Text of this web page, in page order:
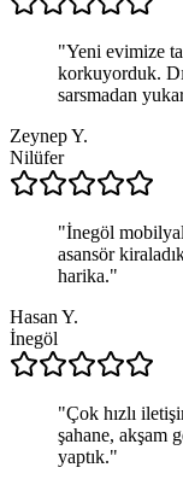
"Yeni evimize
korkuyorduk.
sarsmadan
Zeynep Y.
Nilüfer
"İnegöl
asansör
harika."
Hasan Y.
İnegöl
"Çok hızlı
şahane, akşam
yaptık."